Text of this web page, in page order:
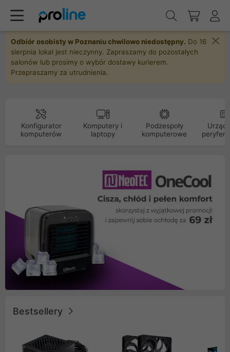
Odbiór osobisty w Poznaniu chwilowo niedostępny. Do 16
sierpnia lokal jest nieczynny. Zapraszamy do pozostałych
salonów lub prosimy o wybór dostawy kurierem.
Przepraszamy za utrudnienia.
Konfigurator
komputerów
Komputery i
laptopy
Podzespoły
komputerowe
Bestsellery